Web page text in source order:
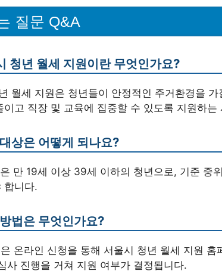
질문 Q&A
청년 월세 지원이란 무엇인가요?
월세 지원은 청년들이 안정적인 주거환경을
이고 직장 및 교육에 집중할 수 있도록 지원하는
상은 어떻게 되나요?
만 19세 이상 39세 이하의 청년으로, 기준 중
합니다.
법은 무엇인가요?
온라인 신청을 통해 서울시 청년 월세 지원 홈
사 진행을 거쳐 지원 여부가 결정됩니다.